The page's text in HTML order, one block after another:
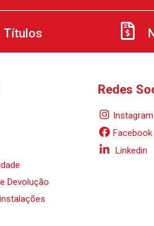
Títulos
Devolução
Redes
Instagram
Facebook
Linkedin